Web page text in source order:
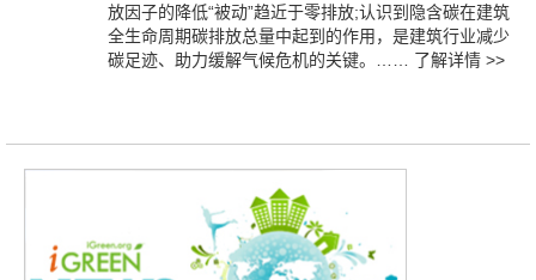
放因子的降低“被动”趋近于零排放;认识到隐含碳在建筑
全生命周期碳排放总量中起到的作用，是建筑行业减少
碳足迹、助力缓解气候危机的关键。…… 了解详情 >>